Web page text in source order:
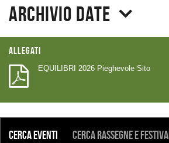
Archivio date
Allegati
EQUILIBRI 2026 Pieghevole Sito
COSA
Cerca eventi Cerca rassegne e